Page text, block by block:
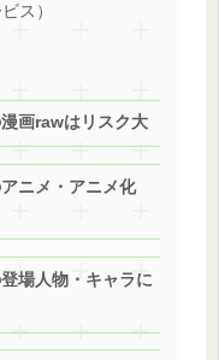
ス）
画rawはリスク大
ニメ・アニメ化
場人物・キャラに